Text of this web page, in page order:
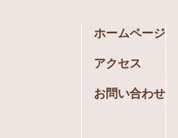
ホームページ
アクセス
お問い合わせ